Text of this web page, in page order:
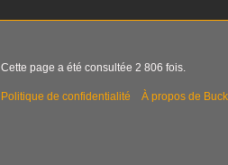
Cette page a été consultée 2 806 fois.
Politique de confidentialité À propos de